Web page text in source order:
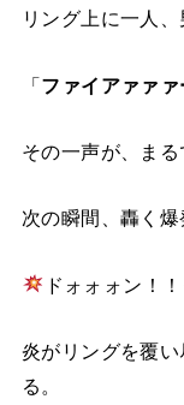
リング上に一人、
「ファイアァァァ
その一声が、ま
次の瞬間、轟く爆
ドォォォン！！
炎がリングを覆
る。